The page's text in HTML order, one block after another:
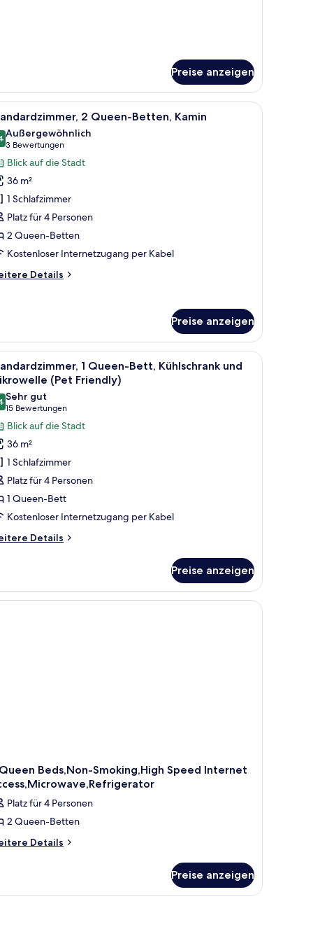
Preise anzeigen
zwei Nachttischen mit Lampen, einem Holzkopfstück, einer Bank, einem
Ein Hotelzimmer mit zwei Betten, einem
11 2 Queen-Betten, Kamin
von 10
Außergewöhnlich
3 Bewertungen
(3
Bewertungen)
Blick auf die Stadt
36 m²
1 Schlafzimmer
Platz für 4 Personen
2 Queen-Betten
Kostenloser Internetzugang per Kabel
Details
Preise anzeigen
Fernseher, einem Schreibtisch, einem Stuhl und einer Mikrowelle.
Ein Hotelzimmer mit einem großen Bett,
7
1 Queen-Bett, Kühlschrank und
(Pet Friendly)
von 10
Sehr gut
15 Bewertungen
(15
Bewertungen)
Blick auf die Stadt
36 m²
1 Schlafzimmer
Platz für 4 Personen
1 Queen-Bett
Kostenloser Internetzugang per Kabel
Details
Preise anzeigen
einem Schreibtisch, einem Stuhl, einer Lampe und einem Bild an der
Beds,Non-Smoking,High Speed Internet
Platz für 4 Personen
2 Queen-Betten
Details
Preise anzeigen